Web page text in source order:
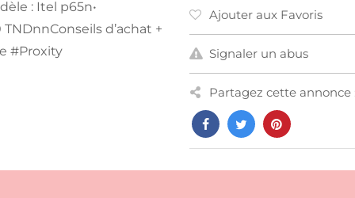
: Itel p65n•
d’achat +
#Proxity
Ajouter aux Favoris
Signaler un abus
Partagez cette annonce